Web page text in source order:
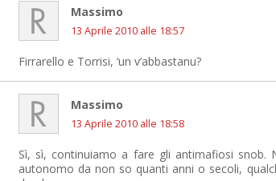
Massimo
13 Aprile 2010 alle 18:57
Firrarello e Torrisi, ‘un v’abbastanu?
Massimo
13 Aprile 2010 alle 18:58
Sì, sì, continuiamo a fare gli antimafiosi
autonomo da non so quanti anni o secoli,